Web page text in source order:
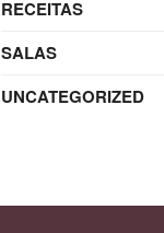
RECEITAS
SALAS
UNCATEGORIZED